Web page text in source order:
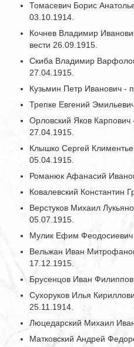
Томасевич Борис
03.10.1914.
Кочнев Владимир
вести 26.09.1915.
Скиба Владимир
27.04.1915.
Кузьмин Петр Иванович -
Трепке Евгений
Орловский Яков
27.04.1915.
Клышко Сергей
05.04.1915.
Романюк Афанасий
Ковалевский Константин
Верстуков Михаил
05.07.1915.
Мулик Ефим Феодосиевич
Вельжан Иван
17.12.1915.
Брусенцов Иван
Сухоруков Илья
25.11.1914.
Люцедарский Михаил
Матковский Андрей